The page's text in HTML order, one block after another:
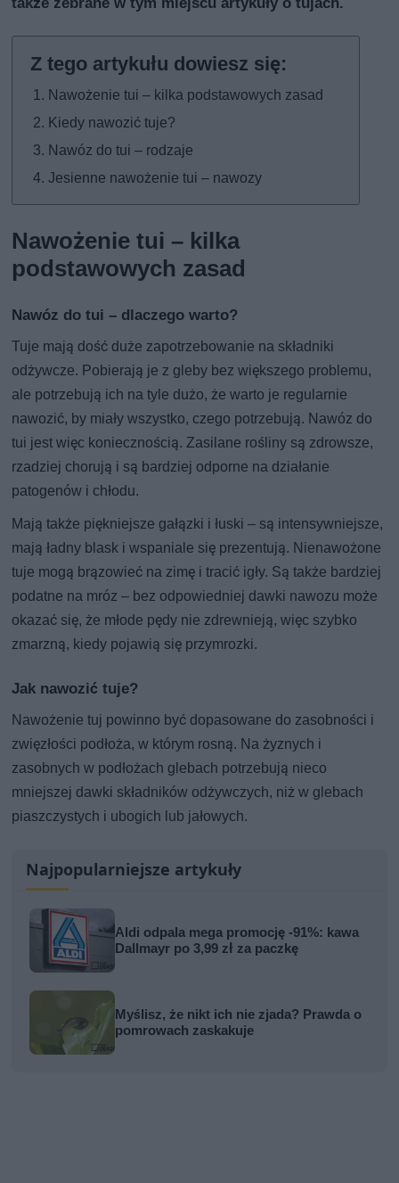
Nawożenie tui – kilka podstawowych zasad
Kiedy nawozić tuje?
Nawóz do tui – rodzaje
Jesienne nawożenie tui – nawozy
Nawożenie tui – kilka
podstawowych zasad
Nawóz do tui – dlaczego warto?
Tuje mają dość duże zapotrzebowanie na składniki
odżywcze. Pobierają je z gleby bez większego problemu,
ale potrzebują ich na tyle dużo, że warto je regularnie
nawozić, by miały wszystko, czego potrzebują. Nawóz do
tui jest więc koniecznością. Zasilane rośliny są zdrowsze,
rzadziej chorują i są bardziej odporne na działanie
patogenów i chłodu.
Mają także piękniejsze gałązki i łuski – są intensywniejsze,
mają ładny blask i wspaniale się prezentują. Nienawożone
tuje mogą brązowieć na zimę i tracić igły. Są także bardziej
podatne na mróz – bez odpowiedniej dawki nawozu może
okazać się, że młode pędy nie zdrewnieją, więc szybko
zmarzną, kiedy pojawią się przymrozki.
Jak nawozić tuje?
Nawożenie tuj powinno być dopasowane do zasobności i
zwięzłości podłoża, w którym rosną. Na żyznych i
zasobnych w podłożach glebach potrzebują nieco
mniejszej dawki składników odżywczych, niż w glebach
piaszczystych i ubogich lub jałowych.
Najpopularniejsze artykuły
Aldi odpala mega promocję -91%: kawa
Dallmayr po 3,99 zł za paczkę
Myślisz, że nikt ich nie zjada? Prawda o
pomrowach zaskakuje